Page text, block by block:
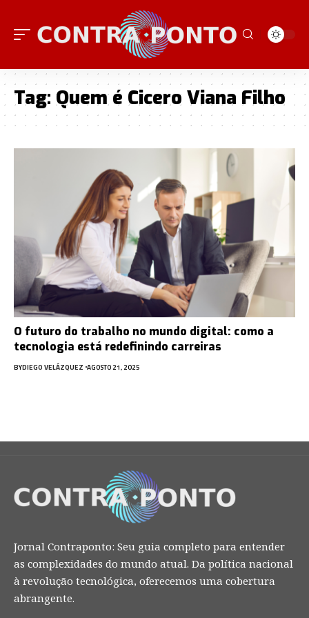
Tag: Quem é Cicero Viana Filho
O futuro do trabalho no mundo digital: como a
tecnologia está redefinindo carreiras
BYDIEGO VELÁZQUEZ AGOSTO 21, 2025
Jornal Contraponto: Seu guia completo para entender
as complexidades do mundo atual. Da política nacional
à revolução tecnológica, oferecemos uma cobertura
abrangente.